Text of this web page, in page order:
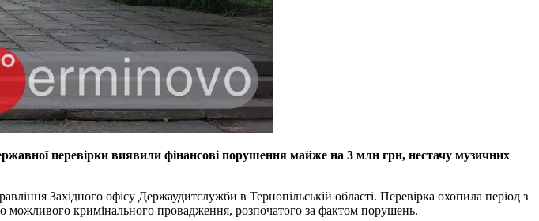
перевірки виявили фінансові порушення майже на 3 млн грн, нестачу музичних
Західного офісу Держаудитслужби в Тернопільській області. Перевірка охопила період з
можливого кримінального провадження, розпочатого за фактом порушень.